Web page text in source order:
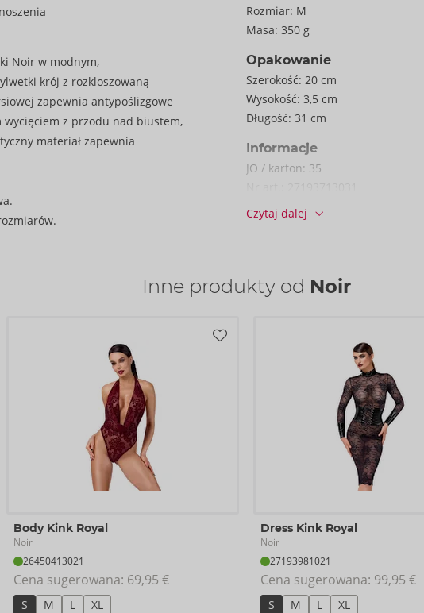
Noir w modnym,
krój z rozkloszowaną
zapewnia antypoślizgowe
z przodu nad biustem,
materiał zapewnia
Rozmiar: M
Masa: 350 g
Opakowanie
Szerokość: 20 cm
Wysokość: 3,5 cm
Długość: 31 cm
Informacje
JO / karton: 35
Kod kreskowy:
13)
Czytaj dalej
Inne produkty od Noir
Body Kink Royal
Noir
26450413021
Cena sugerowana: 69,95 €
S M L XL
Dress Kink Royal
Noir
27193981021
Cena sugerowana: 99,95 €
S M L XL